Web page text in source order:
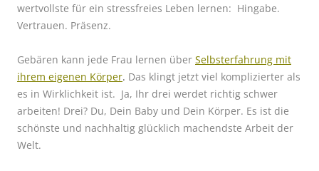
wertvollste für ein stressfreies Leben lernen: Hingabe.
Vertrauen. Präsenz.
Gebären kann jede Frau lernen über Selbsterfahrung mit
ihrem eigenen Körper. Das klingt jetzt viel komplizierter als
es in Wirklichkeit ist. Ja, Ihr drei werdet richtig schwer
arbeiten! Drei? Du, Dein Baby und Dein Körper. Es ist die
schönste und nachhaltig glücklich machendste Arbeit der
Welt.